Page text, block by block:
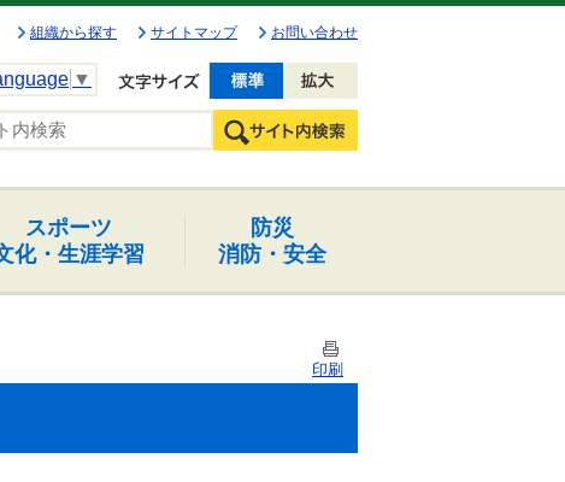
組織から探す サイトマップ お問い合わせ
▼ 文字を小さく
スポーツ
化・生涯学習
防災
消防・安全
印刷